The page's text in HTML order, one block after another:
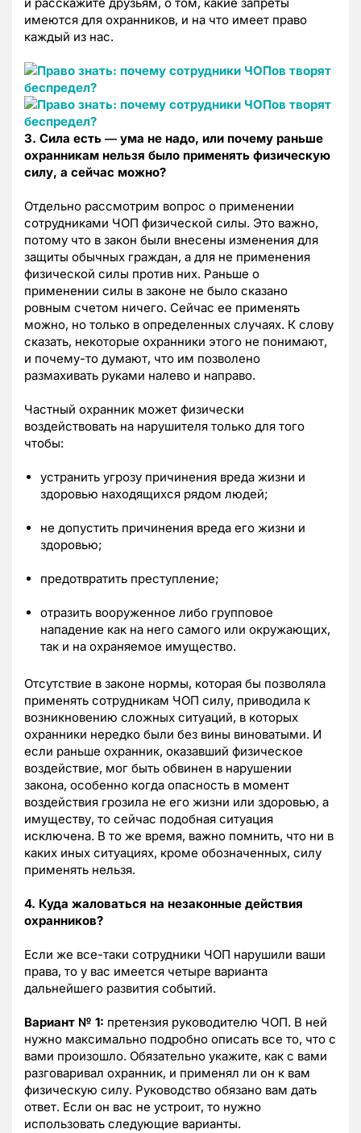
и расскажите друзьям, о том, какие запреты
имеются для охранников, и на что имеет право
каждый из нас.
3. Сила есть ― ума не надо, или почему раньше
охранникам нельзя было применять физическую
силу, а сейчас можно?
Отдельно рассмотрим вопрос о применении
сотрудниками ЧОП физической силы. Это важно,
потому что в закон были внесены изменения для
защиты обычных граждан, а для не применения
физической силы против них. Раньше о
применении силы в законе не было сказано
ровным счетом ничего. Сейчас ее применять
можно, но только в определенных случаях. К слову
сказать, некоторые охранники этого не понимают,
и почему-то думают, что им позволено
размахивать руками налево и направо.
Частный охранник может физически
воздействовать на нарушителя только для того
чтобы:
устранить угрозу причинения вреда жизни и
здоровью находящихся рядом людей;
не допустить причинения вреда его жизни и
здоровью;
предотвратить преступление;
отразить вооруженное либо групповое
нападение как на него самого или окружающих,
так и на охраняемое имущество.
Отсутствие в законе нормы, которая бы позволяла
применять сотрудникам ЧОП силу, приводила к
возникновению сложных ситуаций, в которых
охранники нередко были без вины виноватыми. И
если раньше охранник, оказавший физическое
воздействие, мог быть обвинен в нарушении
закона, особенно когда опасность в момент
воздействия грозила не его жизни или здоровью, а
имуществу, то сейчас подобная ситуация
исключена. В то же время, важно помнить, что ни в
каких иных ситуациях, кроме обозначенных, силу
применять нельзя.
4. Куда жаловаться на незаконные действия
охранников?
Если же все-таки сотрудники ЧОП нарушили ваши
права, то у вас имеется четыре варианта
дальнейшего развития событий.
Вариант № 1: претензия руководителю ЧОП. В ней
нужно максимально подробно описать все то, что с
вами произошло. Обязательно укажите, как с вами
разговаривал охранник, и применял ли он к вам
физическую силу. Руководство обязано вам дать
ответ. Если он вас не устроит, то нужно
использовать следующие варианты.